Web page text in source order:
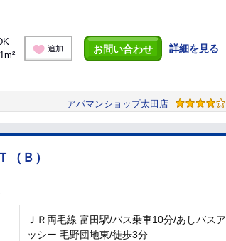
追加 お問い合わせ 詳細を見る
アパマンショップ太田店
（Ｂ）
ＪＲ両毛線 富田駅/バス乗車10分/あしバスア
ッシー 毛野団地東/徒歩3分